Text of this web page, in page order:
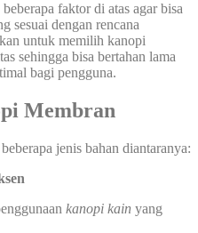
faktor di atas agar bisa
sesuai dengan rencana
untuk memilih kanopi
sehingga bisa bertahan lama
bagi pengguna.
Membran
jenis bahan diantaranya:
kanopi kain yang